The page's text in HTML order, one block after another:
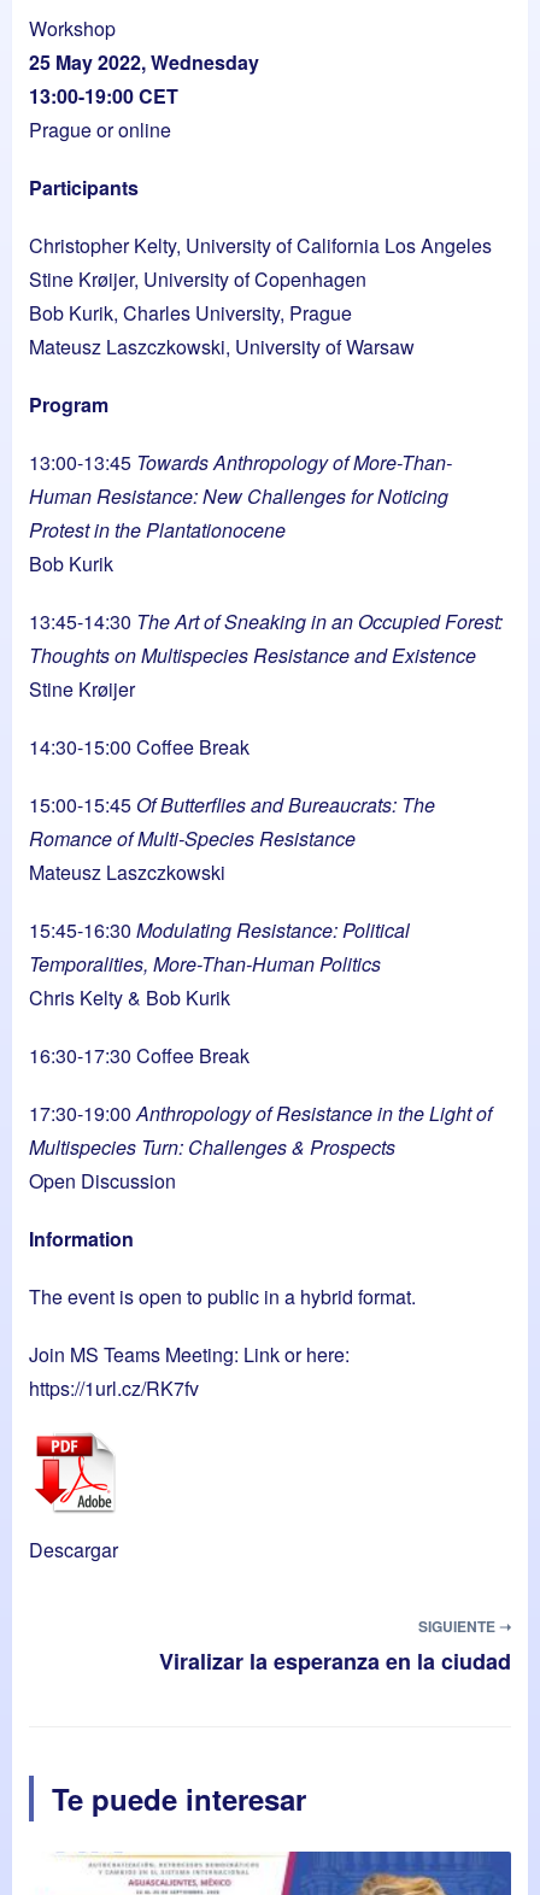
Workshop
25 May 2022, Wednesday
13:00-19:00 CET
Prague or online
Participants
Christopher Kelty, University of California Los Angeles
Stine Krøijer, University of Copenhagen
Bob Kurik, Charles University, Prague
Mateusz Laszczkowski, University of Warsaw
Program
13:00-13:45 Towards Anthropology of More-Than-
Human Resistance: New Challenges for Noticing
Protest in the Plantationocene
Bob Kurik
13:45-14:30 The Art of Sneaking in an Occupied Forest:
Thoughts on Multispecies Resistance and Existence
Stine Krøijer
14:30-15:00 Coffee Break
15:00-15:45 Of Butterflies and Bureaucrats: The
Romance of Multi-Species Resistance
Mateusz Laszczkowski
15:45-16:30 Modulating Resistance: Political
Temporalities, More-Than-Human Politics
Chris Kelty & Bob Kurik
16:30-17:30 Coffee Break
17:30-19:00Anthropology of Resistance in the Light of
Multispecies Turn: Challenges & Prospects
Open Discussion
Information
The event is open to public in a hybrid format.
Join MS Teams Meeting: Linkor here:
https://1url.cz/RK7fv
Descargar
SIGUIENTE ➝
Viralizar la esperanza en la ciudad
Te puede interesar